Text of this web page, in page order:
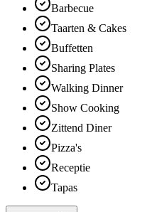
Barbecue
Taarten & Cakes
Buffetten
Sharing Plates
Walking Dinner
Show Cooking
Zittend Diner
Pizza's
Receptie
Tapas